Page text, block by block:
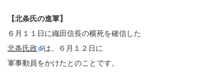
【北条氏の進軍】
６月１１日に織田信長の横死を確信した
北条氏政
は、６月１２日に
軍事動員をかけたとのことです。